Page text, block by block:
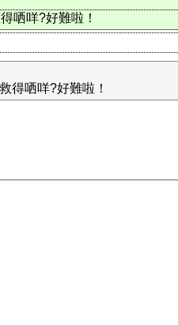
哂咩?好難啦！
得哂咩?好難啦！